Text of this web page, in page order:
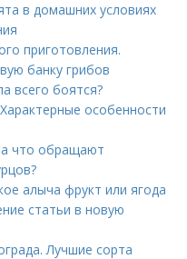
в домашних условиях
приготовления.
банку грибов
всего боятся?
особенности
что обращают
алыча фрукт или ягода
статьи в новую
Лучшие сорта